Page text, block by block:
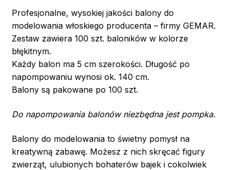
Profesjonalne, wysokiej jakości balony do
modelowania włoskiego producenta – firmy GEMAR.
Zestaw zawiera 100 szt. baloników w kolorze
błękitnym.
Każdy balon ma 5 cm szerokości. Długość po
napompowaniu wynosi ok. 140 cm.
Balony są pakowane po 100 szt.
Do napompowania balonów niezbędna jest pompka.
Balony do modelowania to świetny pomysł na
kreatywną zabawę. Możesz z nich skręcać figury
zwierząt, ulubionych bohaterów bajek i cokolwiek